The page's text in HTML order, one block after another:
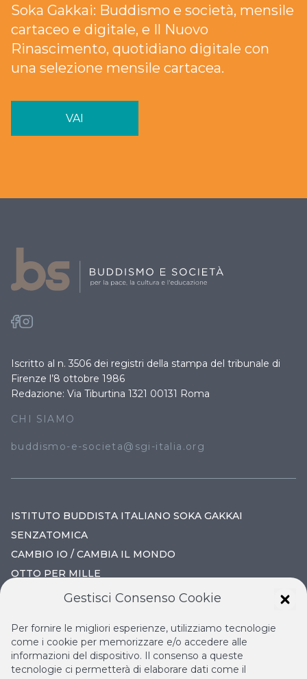
Soka Gakkai: Buddismo e società, mensile
cartaceo e digitale, e Il Nuovo
Rinascimento, quotidiano digitale con
una selezione mensile cartacea.
VAI
Iscritto al n. 3506 dei registri della stampa del tribunale di
Firenze l’8 ottobre 1986
Redazione: Via Tiburtina 1321 00131 Roma
CHI SIAMO
buddismo-e-societa@sgi-italia.org
ISTITUTO BUDDISTA ITALIANO SOKA GAKKAI
SENZATOMICA
CAMBIO IO / CAMBIA IL MONDO
OTTO PER MILLE
IL VOLO CONTINUO
LA BIBLIOTECA DI NICHIREN
Gestisci Consenso Cookie
Per fornire le migliori esperienze, utilizziamo tecnologie
come i cookie per memorizzare e/o accedere alle
informazioni del dispositivo. Il consenso a queste
tecnologie ci permetterà di elaborare dati come il